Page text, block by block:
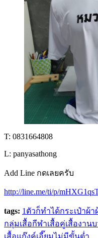
T: 0831664808
L: panyasathong
Add Line กดเลยครับ
http://line.me/ti/p/
tags: 1ตัวก็ทำได้กระเป๋าผ้า
กลุ่มเสื้อกีฬาเสื้อคู่เสื้องาน
เสื้อแก๊งค์เอี๊ยมไม่มีขั้นต่ำ